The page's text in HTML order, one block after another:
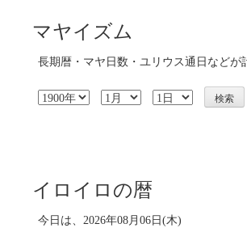
マヤイズム
長期暦・マヤ日数・ユリウス通日などが
イロイロの暦
今日は、2026年08月06日(木)